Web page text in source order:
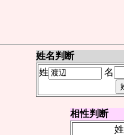
姓名判断
姓
名
相性判断
姓